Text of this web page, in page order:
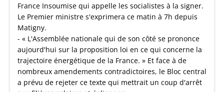
France Insoumise qui appelle les socialistes à la signer.
Le Premier ministre s'exprimera ce matin à 7h depuis
Matigny.
- « L'Assemblée nationale qui de son côté se prononce
aujourd'hui sur la proposition loi en ce qui concerne la
trajectoire énergétique de la France. » Et face à de
nombreux amendements contradictoires, le Bloc central
a prévu de rejeter ce texte qui mettrait un coup d'arrêt